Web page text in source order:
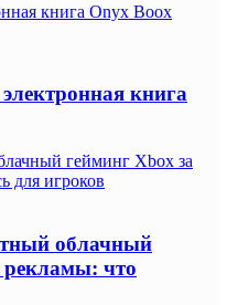
книга Onyx Boox
книга
гейминг Xbox за
для игроков
облачный
рекламы: что